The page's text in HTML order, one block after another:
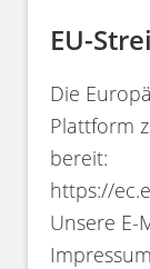
EU-
Die
Plattform
bereit:
https://
Unsere E-